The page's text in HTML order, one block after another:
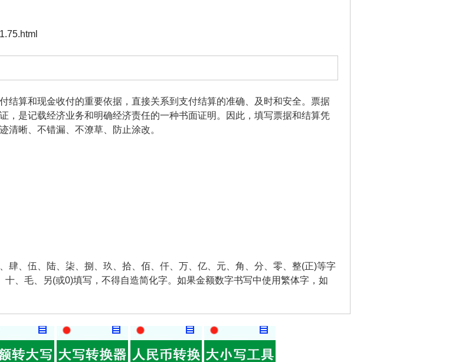
结算和现金收付的重要依据，直接关系到支付结算的准确、及时和安全。票据
，是记载经济业务和明确经济责任的一种书面证明。因此，填写票据和结算凭
清晰、不错漏、不潦草、防止涂改。
肆、伍、陆、柒、捌、玖、拾、佰、仟、万、亿、元、角、分、零、整(正)等字
、毛、另(或0)填写，不得自造简化字。如果金额数字书写中使用繁体字，如